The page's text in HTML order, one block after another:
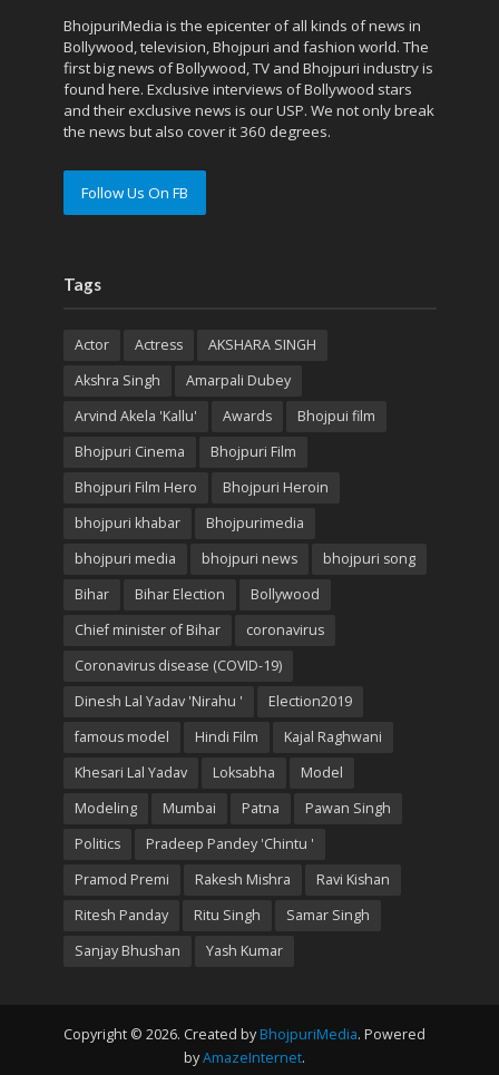
BhojpuriMedia is the epicenter of all kinds of news in
Bollywood, television, Bhojpuri and fashion world. The
first big news of Bollywood, TV and Bhojpuri industry is
found here. Exclusive interviews of Bollywood stars
and their exclusive news is our USP. We not only break
the news but also cover it 360 degrees.
Follow Us On FB
Tags
Actor Actress
AKSHARA SINGH
Akshra Singh
Amarpali Dubey
Arvind Akela 'Kallu'
Awards
Bhojpui film
Bhojpuri Cinema
Bhojpuri Film
Bhojpuri Film Hero
Bhojpuri Heroin
bhojpuri khabar
Bhojpurimedia
bhojpuri media
bhojpuri news
bhojpuri song
Bihar
Bihar Election
Bollywood
Chief minister of Bihar
coronavirus
Coronavirus disease (COVID-19)
Dinesh Lal Yadav 'Nirahu '
Election2019
famous model
Hindi Film
Kajal Raghwani
Khesari Lal Yadav
Loksabha
Model
Modeling
Mumbai Patna
Pawan Singh
Politics
Pradeep Pandey 'Chintu '
Pramod Premi
Rakesh Mishra
Ravi Kishan
Ritesh Panday
Ritu Singh
Samar Singh
Sanjay Bhushan
Yash Kumar
Copyright © 2026. Created by BhojpuriMedia. Powered
byAmazeInternet.